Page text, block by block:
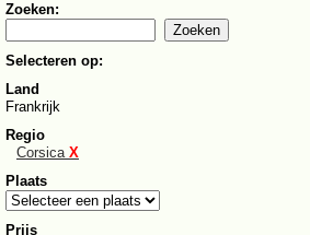
Zoeken:
Selecteren op:
Land
Frankrijk
Regio
Corsica X
Plaats
Prijs